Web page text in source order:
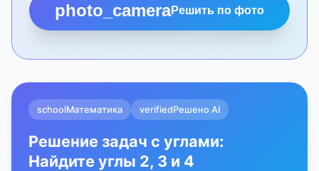
photo_cameraРешить по фото
schoolМатематика verifiedРешено AI
Решение задач с углами:
Найдите углы 2, 3 и 4